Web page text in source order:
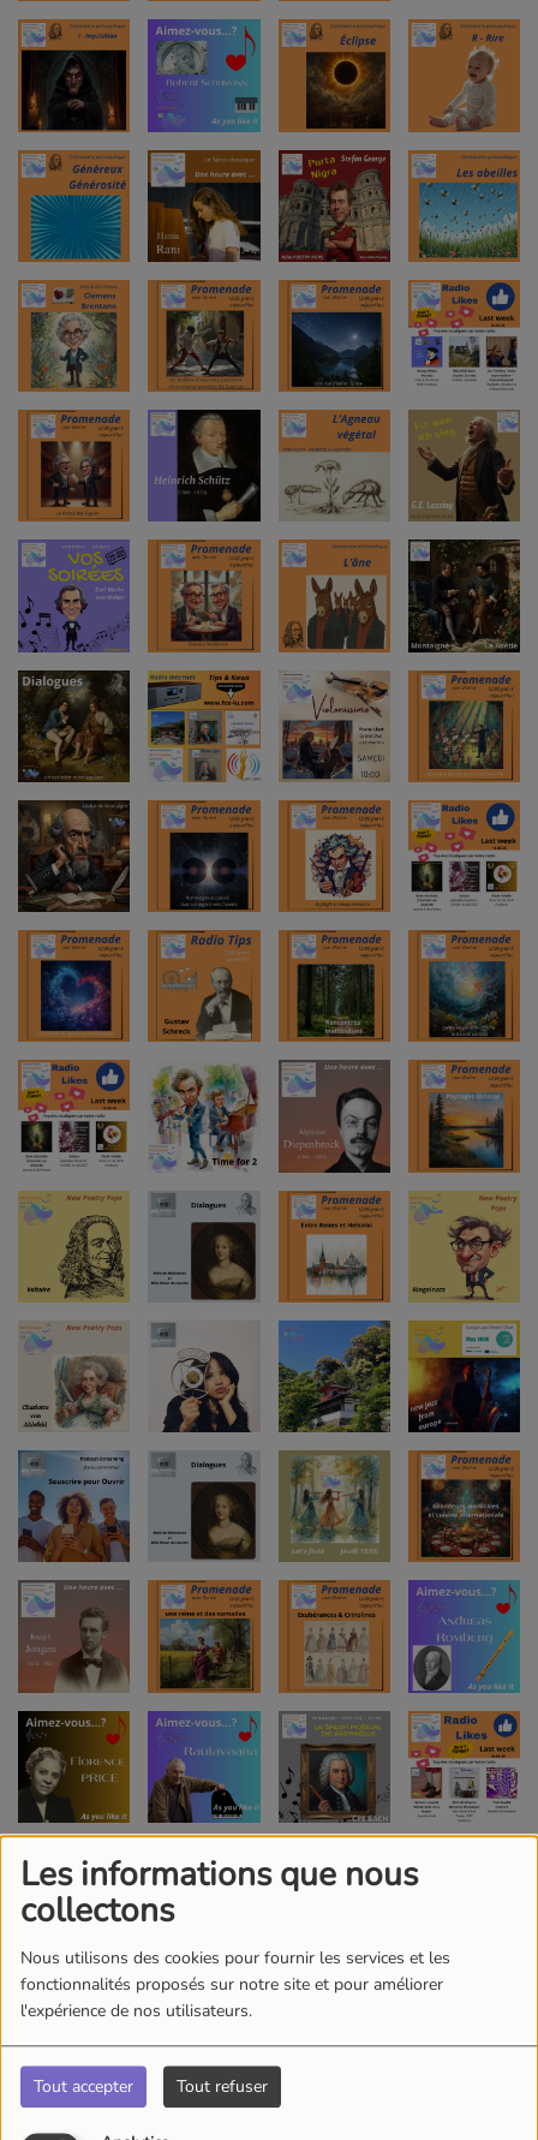
Les informations que nous
collectons
Nous utilisons des cookies pour fournir les services et les
fonctionnalités proposés sur notre site et pour améliorer
l'expérience de nos utilisateurs.
Tout accepter Tout refuser